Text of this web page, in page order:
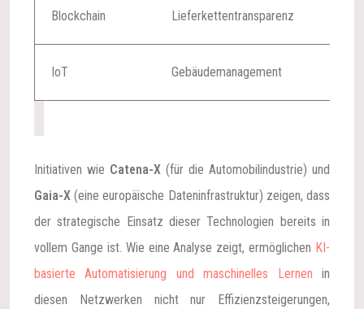
Blockchain Lieferkettentransparenz
IoT Gebäudemanagement
Initiativen wie Catena-X (für die Automobilindustrie) und
Gaia-X (eine europäische Dateninfrastruktur) zeigen, dass
der strategische Einsatz dieser Technologien bereits in
vollem Gange ist. Wie eine Analyse zeigt, ermöglichen KI-
basierte Automatisierung und maschinelles Lernen in
diesen Netzwerken nicht nur Effizienzsteigerungen,